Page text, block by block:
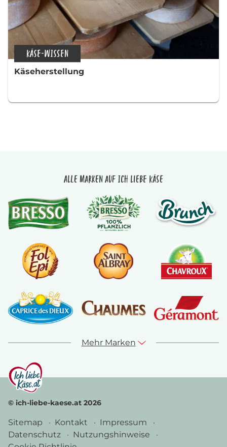
KÄSE-WISSEN
Käseherstellung
Alle Marken auf Ich liebe Käse
Mehr Marken
© ich-liebe-kaese.at 2026
Sitemap Kontakt
Impressum
Datenschutz
Nutzungshinweise